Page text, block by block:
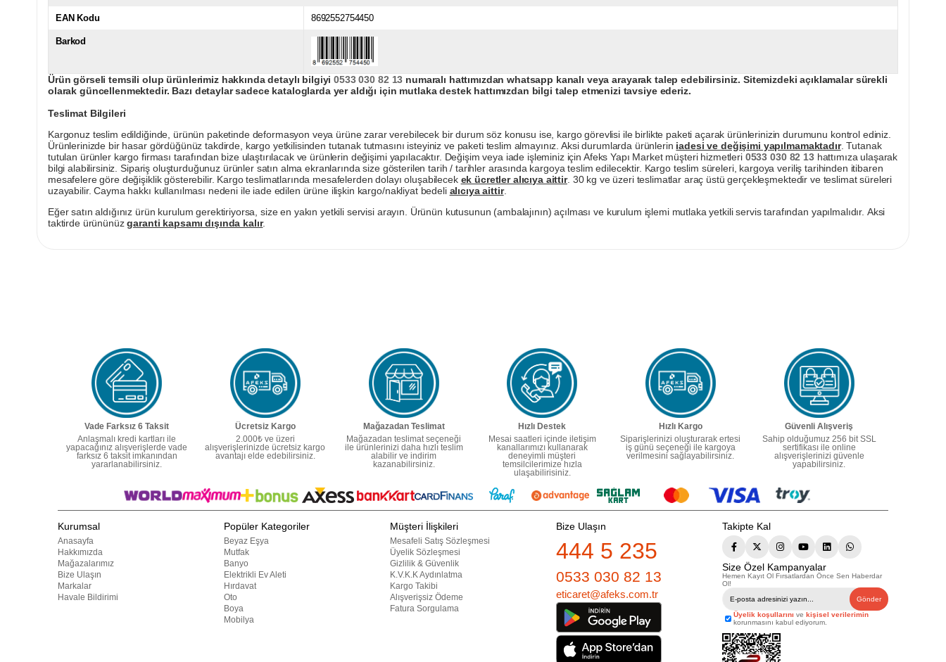
EAN Kodu 8692552754450
Barkod
Ürün görseli temsili olup ürünlerimiz hakkında detaylı bilgiyi0533 030 82 13 numaralı hattımızdan whatsapp kanalı veya arayarak talep edebilirsiniz. Sitemizdeki açıklamalar sürekli
olarak güncellenmektedir. Bazı detaylar sadece kataloglarda yer aldığı için mutlaka destek hattımızdan bilgi talep etmenizi tavsiye ederiz.
Teslimat Bilgileri
Kargonuz teslim edildiğinde, ürünün paketinde deformasyon veya ürüne zarar verebilecek bir durum söz konusu ise, kargo görevlisi ile birlikte paketi açarak ürünlerinizin durumunu kontrol ediniz.
Ürünlerinizde bir hasar gördüğünüz takdirde, kargo yetkilisinden tutanak tutmasını isteyiniz ve paketi teslim almayınız. Aksi durumlarda ürünlerin iadesi ve değişimi yapılmamaktadır. Tutanak
tutulan ürünler kargo firması tarafından bize ulaştırılacak ve ürünlerin değişimi yapılacaktır. Değişim veya iade işleminiz için Afeks Yapı Market müşteri hizmetleri 0533 030 82 13hattımıza ulaşarak
bilgi alabilirsiniz. Sipariş oluşturduğunuz ürünler satın alma ekranlarında size gösterilen tarih / tarihler arasında kargoya teslim edilecektir. Kargo teslim süreleri, kargoya veriliş tarihinden itibaren
mesafelere göre değişiklik gösterebilir. Kargo teslimatlarında mesafelerden dolayı oluşabilecek ek ücretler alıcıya aittir. 30 kg ve üzeri teslimatlar araç üstü gerçekleşmektedir ve teslimat süreleri
uzayabilir. Cayma hakkı kullanılması nedeni ile iade edilen ürüne ilişkin kargo/nakliyat bedeli alıcıya aittir.
Eğer satın aldığınız ürün kurulum gerektiriyorsa, size en yakın yetkili servisi arayın. Ürünün kutusunun (ambalajının) açılması ve kurulum işlemi mutlaka yetkili servis tarafından yapılmalıdır. Aksi
taktirde ürününüzgaranti kapsamı dışında kalır.
Vade Farksız 6 Taksit
Anlaşmalı kredi kartları ile
yapacağınız alışverişlerde vade
farksız 6 taksit imkanından
yararlanabilirsiniz.
Ücretsiz Kargo
2.000₺ ve üzeri
alışverişlerinizde ücretsiz kargo
avantajı elde edebilirsiniz.
Mağazadan Teslimat
Mağazadan teslimat seçeneği
ile ürünlerinizi daha hızlı teslim
alabilir ve indirim
kazanabilirsiniz.
Hızlı Destek
Mesai saatleri içinde iletişim
kanallarımızı kullanarak
deneyimli müşteri
temsilcilerimize hızla
ulaşabilirisiniz.
Hızlı Kargo
Siparişlerinizi oluşturarak ertesi
iş günü seçeneği ile kargoya
verilmesini sağlayabilirsiniz.
Güvenli Alışveriş
Sahip olduğumuz 256 bit SSL
sertifikası ile online
alışverişlerinizi güvenle
yapabilirsiniz.
Kurumsal
Anasayfa
Hakkımızda
Mağazalarımız
Bize Ulaşın
Markalar
Havale Bildirimi
Popüler Kategoriler
Beyaz Eşya
Mutfak
Banyo
Elektrikli Ev Aleti
Hırdavat
Oto
Boya
Mobilya
Müşteri İlişkileri
Mesafeli Satış Sözleşmesi
Üyelik Sözleşmesi
Gizlilik & Güvenlik
K.V.K.K Aydınlatma
Kargo Takibi
Alışverişsiz Ödeme
Fatura Sorgulama
Bize Ulaşın
444 5 235
0533 030 82 13
eticaret@afeks.com.tr
Takipte Kal
Size Özel Kampanyalar
Hemen Kayıt Ol Fırsatlardan Önce Sen Haberdar
Ol!
Gönder
Üyelik koşullarını ve kişisel verilerimin
korunmasını kabul ediyorum.